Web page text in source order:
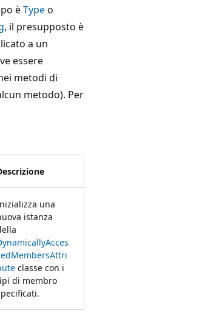
èTypeo
, il presupposto è
a un
essere
metodi di
metodo). Per
una
istanza
classe con i
di membro